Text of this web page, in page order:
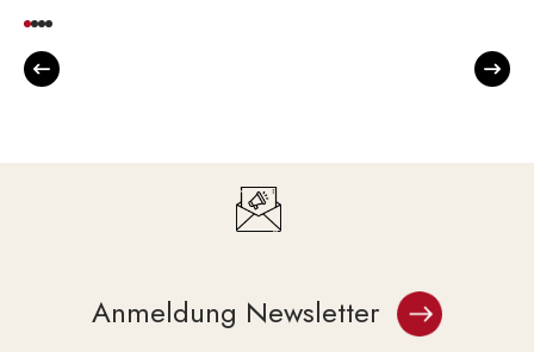
Anmeldung Newsletter